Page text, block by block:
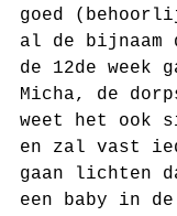
goed
al de bijnaam
de 12de week
Micha, de
weet het ook
en zal vast
gaan lichten
een baby in